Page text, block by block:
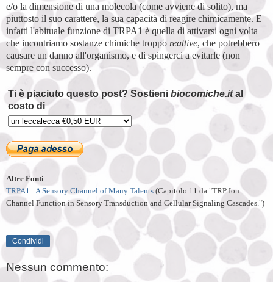
e/o la dimensione di una molecola (come avviene di solito), ma
piuttosto il suo carattere, la sua capacità di reagire chimicamente. E
infatti l'abituale funzione di TRPA1 è quella di attivarsi ogni volta
che incontriamo sostanze chimiche troppo reattive, che potrebbero
causare un danno all'organismo, e di spingerci a evitarle (non
sempre con successo).
Ti è piaciuto questo post? Sostieni biocomiche.ital
costo di
Altre Fonti
TRPA1 : A Sensory Channel of Many Talents (Capitolo 11 da "TRP Ion
Channel Function in Sensory Transduction and Cellular Signaling Cascades.")
Condividi
Nessun commento: